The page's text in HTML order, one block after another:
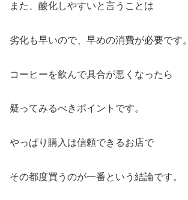
また、酸化しやすいと言うことは
劣化も早いので、早めの消費が必要です。
コーヒーを飲んで具合が悪くなったら
疑ってみるべきポイントです。
やっぱり購入は信頼できるお店で
その都度買うのが一番という結論です。